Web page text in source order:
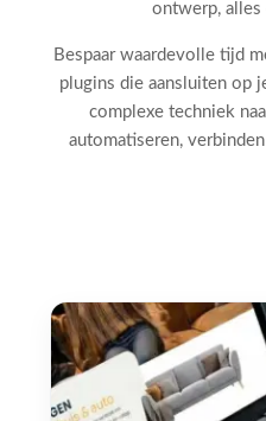
ontwerp, alles
Bespaar waardevolle tijd
plugins die aansluiten op
complexe techniek
automatiseren,